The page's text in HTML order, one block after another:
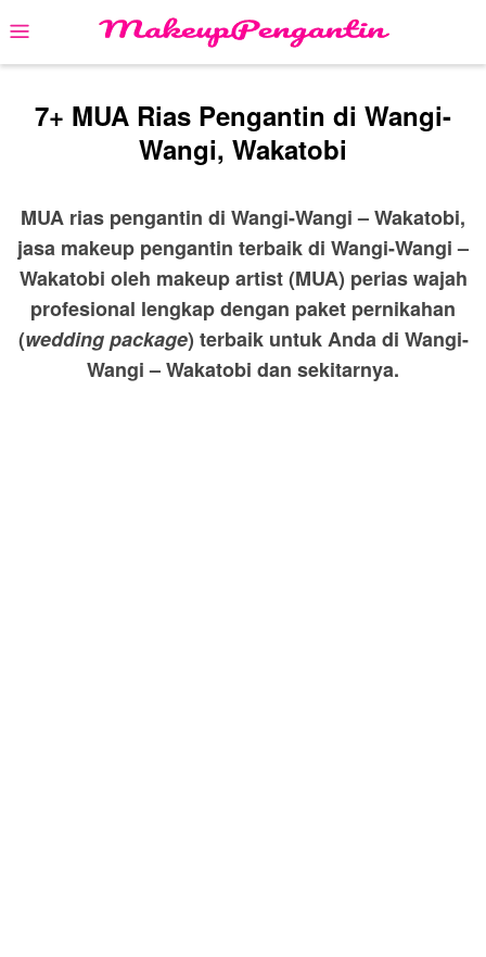
to
content
Mobile
Menu
7+ MUA Rias Pengantin di Wangi-
Wangi, Wakatobi
MUA rias pengantin di Wangi-Wangi – Wakatobi,
jasa makeup pengantin terbaik di Wangi-Wangi –
Wakatobi oleh makeup artist (MUA) perias wajah
profesional lengkap dengan paket pernikahan
(wedding package) terbaik untuk Anda di Wangi-
Wangi – Wakatobi dan sekitarnya.